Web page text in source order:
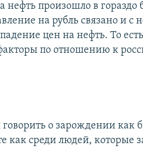
нефть произошло в
на рубль связано и
цен на нефть. То
по отношению к
о зарождении как
как среди людей, которые